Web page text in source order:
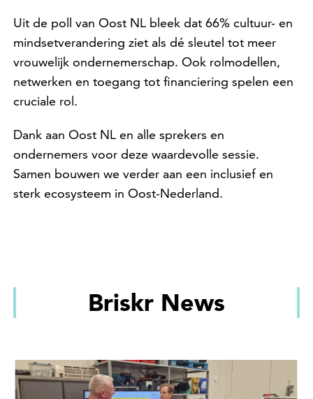
Uit de poll van Oost NL bleek dat 66% cultuur- en
mindsetverandering ziet als dé sleutel tot meer
vrouwelijk ondernemerschap. Ook rolmodellen,
netwerken en toegang tot financiering spelen een
cruciale rol.
Dank aan Oost NL en alle sprekers en
ondernemers voor deze waardevolle sessie.
Samen bouwen we verder aan een inclusief en
sterk ecosysteem in Oost-Nederland.
Briskr News